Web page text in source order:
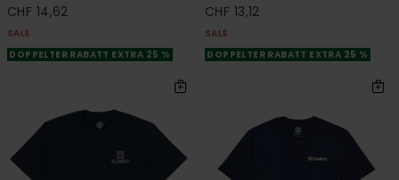
CHF 14,62
SALE
DOPPELTER RABATT EXTRA 25 %
CHF 13,12
SALE
DOPPELTER RABATT EXTRA 25 %